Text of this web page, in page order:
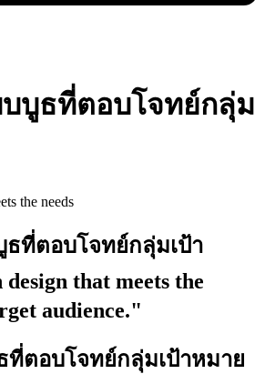
บูธที่ตอบโจทย์กลุ่ม
ที่ตอบโจทย์กลุ่มเป้า
that meets the
audience."
ที่ตอบโจทย์กลุ่มเป้าหมาย